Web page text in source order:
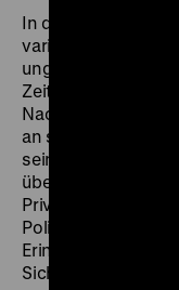
In der
variantenreiche,
ungewöhnliche
Zeithistorischem:
Nachkriegszeit
an seine eigenen
seiner
übergreifenden
Privates wurde so
Politischen,
Erinnerung zum
Sichten, die zu